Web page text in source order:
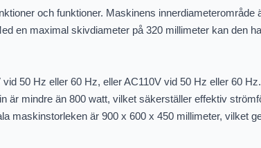
och funktioner. Maskinens
en maximal skivdiameter på 320 millimeter kan den
50 Hz eller 60 Hz, eller AC110V vid 50 Hz eller 60
är mindre än 800 watt, vilket säkerställer effektiv
maskinstorleken är 900 x 600 x 450 millimeter, vilket